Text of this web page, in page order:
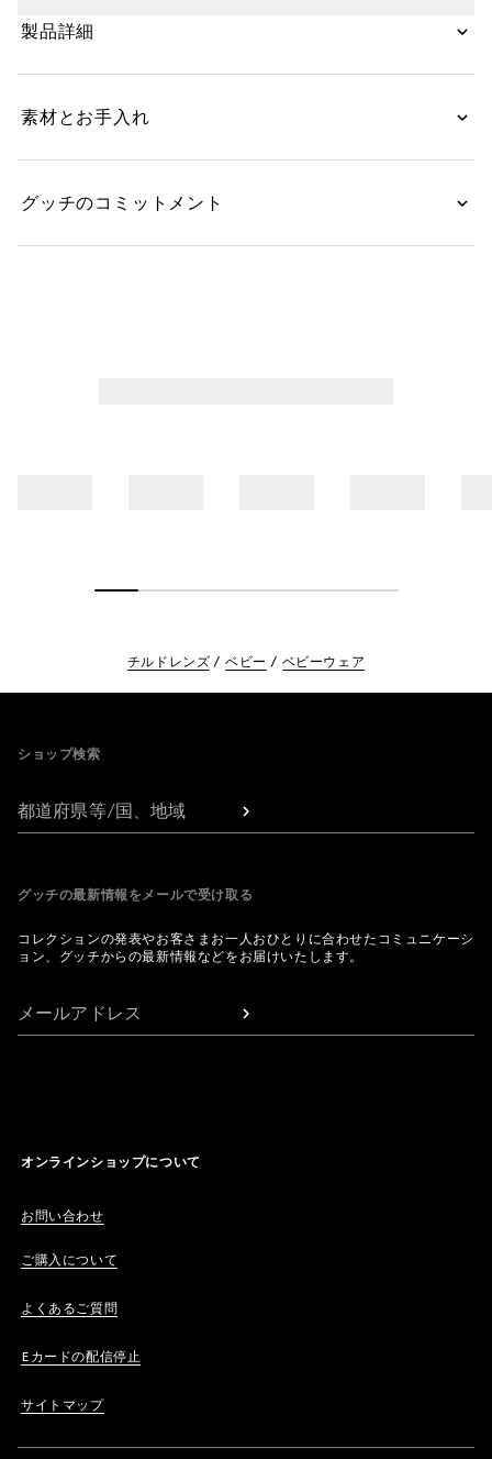
製品詳細
素材とお手入れ
グッチのコミットメント
チルドレンズ ベビー ベビーウェア
ショップ検索
都道府県等/国、地域
グッチの最新情報をメールで受け取る
コレクションの発表やお客さまお一人おひとりに合わせたコミュニケーシ
ョン、グッチからの最新情報などをお届けいたします。
メールアドレス
オンラインショップについて
お問い合わせ
ご購入について
よくあるご質問
Eカードの配信停止
サイトマップ